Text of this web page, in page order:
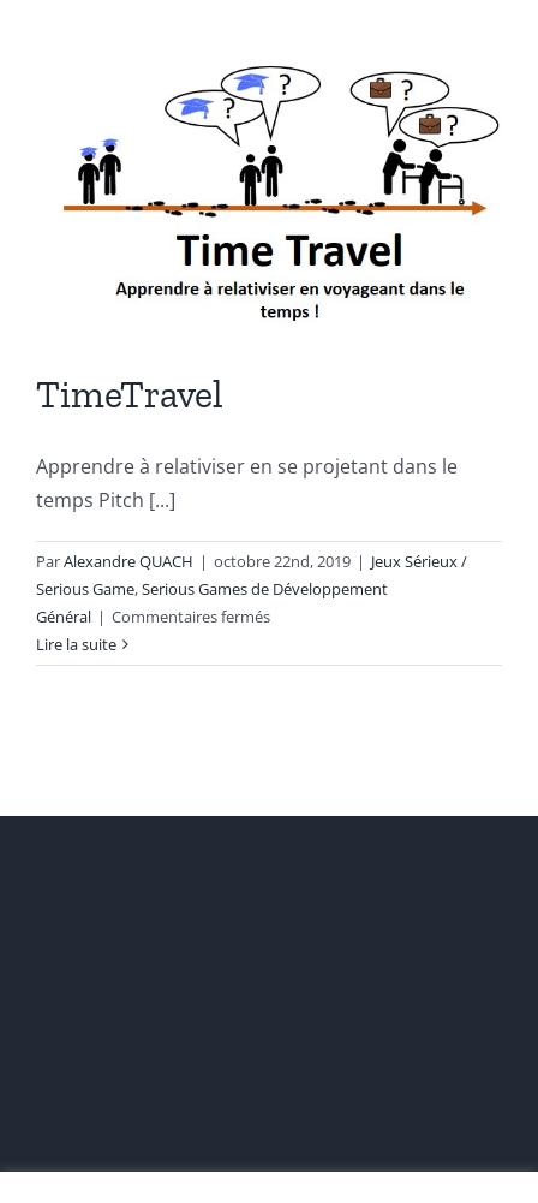
TimeTravel
Apprendre à relativiser en se projetant dans le
temps Pitch [...]
ParAlexandre QUACH | octobre 22nd, 2019 | Jeux Sérieux /
Serious Game,Serious Games de Développement
Général | Commentaires ferméssur
Lire la suite